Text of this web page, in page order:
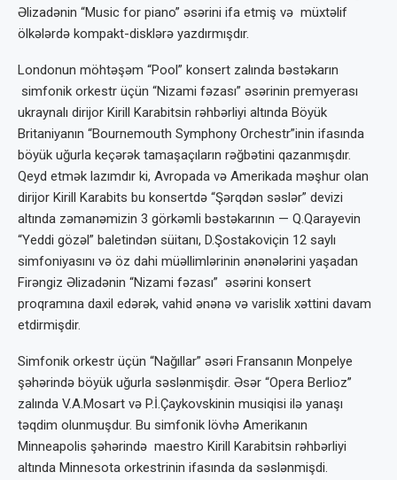
Əlizadənin “Music for piano” əsərini ifa etmiş və müxtəlif
ölkələrdə kompakt-disklərə yazdırmışdır.
Londonun möhtəşəm “Pool” konsert zalında bəstəkarın
simfonik orkestr üçün “Nizami fəzası” əsərinin premyerası
ukraynalı dirijor Kirill Karabitsin rəhbərliyi altında Böyük
Britaniyanın “Bournemouth Symphony Orchestr”inin ifasında
böyük uğurla keçərək tamaşaçıların rəğbətini qazanmışdır.
Qeyd etmək lazımdır ki, Avropada və Amerikada məşhur olan
dirijor Kirill Karabits bu konsertdə “Şərqdən səslər” devizi
altında zəmanəmizin 3 görkəmli bəstəkarının — Q.Qarayevin
“Yeddi gözəl” baletindən süitanı, D.Şostakoviçin 12 saylı
simfoniyasını və öz dahi müəllimlərinin ənənələrini yaşadan
Firəngiz Əlizadənin “Nizami fəzası” əsərini konsert
proqramına daxil edərək, vahid ənənə və varislik xəttini davam
etdirmişdir.
Simfonik orkestr üçün “Nağıllar” əsəri Fransanın Monpelye
şəhərində böyük uğurla səslənmişdir. Əsər “Opera Berlioz”
zalında V.A.Mosart və P.İ.Çaykovskinin musiqisi ilə yanaşı
təqdim olunmuşdur. Bu simfonik lövhə Amerikanın
Minneapolis şəhərində maestro Kirill Karabitsin rəhbərliyi
altında Minnesota orkestrinin ifasında da səslənmişdi.